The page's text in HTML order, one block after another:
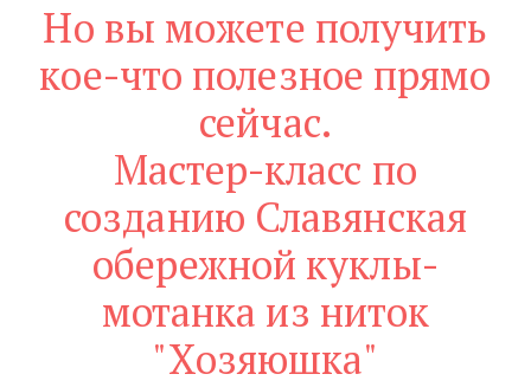
Но вы можете получить
кое-что полезное прямо
сейчас.
Мастер-класс по
созданию Славянская
обережной куклы-
мотанка из ниток
"Хозяюшка"